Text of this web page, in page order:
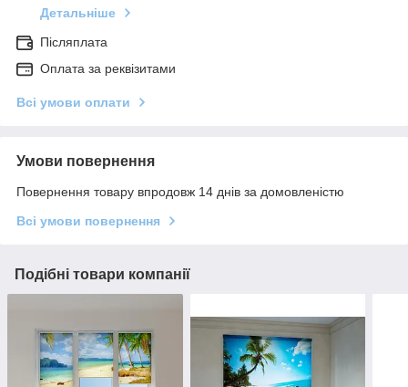
Детальніше
Післяплата
Оплата за реквізитами
Всі умови оплати
Умови повернення
Повернення товару впродовж 14 днів за домовленістю
Всі умови повернення
Подібні товари компанії